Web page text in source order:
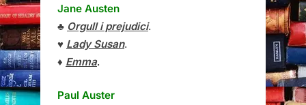
Jane Austen
♣ Orgull i prejudici.
♥ Lady Susan.
♦ Emma.
Paul Auster